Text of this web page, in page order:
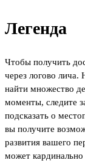
Легенда
Чтобы получить
через логово лича.
найти множество
моменты, следите
подсказать о
вы получите
развития вашего
может